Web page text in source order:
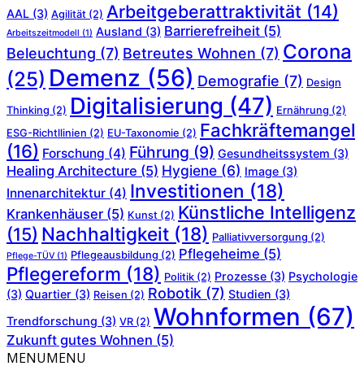
AAL (3) Agilität (2) Arbeitgeberattraktivität (14)
Arbeitszeitmodell (1) Ausland (3) Barrierefreiheit (5)
Beleuchtung (7) Betreutes Wohnen (7) Corona
(25) Demenz (56) Demografie (7) Design
Thinking (2) Digitalisierung (47) Ernährung (2)
ESG-Richtllinien (2) EU-Taxonomie (2) Fachkräftemangel
(16) Forschung (4) Führung (9) Gesundheitssystem (3)
Healing Architecture (5) Hygiene (6) Image (3)
Innenarchitektur (4) Investitionen (18)
Krankenhäuser (5) Kunst (2) Künstliche Intelligenz
(15) Nachhaltigkeit (18) Palliativversorgung (2)
Pflege-TÜV (1) Pflegeausbildung (2) Pflegeheime (5)
Pflegereform (18) Politik (2) Prozesse (3) Psychologie
(3) Quartier (3) Reisen (2) Robotik (7) Studien (3)
Trendforschung (3) VR (2) Wohnformen (67)
Zukunft gutes Wohnen (5)
MENUMENU